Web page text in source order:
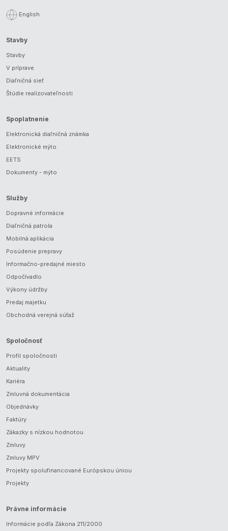
English
Stavby
Stavby
V príprave
Diaľničná sieť
Štúdie realizovateľnosti
Spoplatnenie
Elektronická diaľničná známka
Elektronické mýto
EETS
Dokumenty - mýto
Služby
Dopravné informácie
Diaľničná patrola
Mobilná aplikácia
Posúdenie prepravy
Informačno-predajné miesto
Odpočívadlo
Výkony údržby
Predaj majetku
Obchodná verejná súťaž
Spoločnosť
Profil spoločnosti
Aktuality
Kariéra
Zmluvná dokumentácia
Objednávky
Faktúry
Zákazky s nízkou hodnotou
Zmluvy
Zmluvy MPV
Projekty spolufinancované Európskou úniou
Projekty
Právne informácie
Informácie podľa Zákona 211/2000